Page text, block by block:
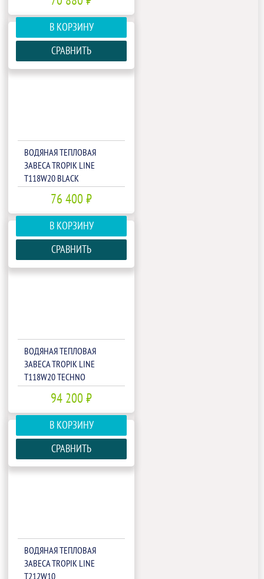
В КОРЗИНУ
СРАВНИТЬ
ВОДЯНАЯ ТЕПЛОВАЯ
ЗАВЕСА TROPIK LINE
T118W20 BLACK
76 400 ₽
В КОРЗИНУ
СРАВНИТЬ
ВОДЯНАЯ ТЕПЛОВАЯ
ЗАВЕСА TROPIK LINE
T118W20 TECHNO
94 200 ₽
В КОРЗИНУ
СРАВНИТЬ
ВОДЯНАЯ ТЕПЛОВАЯ
ЗАВЕСА TROPIK LINE
T212W10